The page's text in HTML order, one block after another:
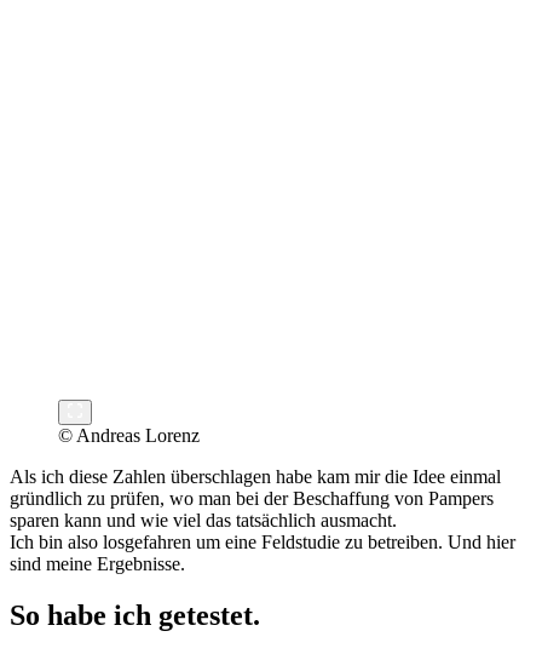
© Andreas Lorenz
Als ich diese Zahlen überschlagen habe kam mir die Idee einmal
gründlich zu prüfen, wo man bei der Beschaffung von Pampers
sparen kann und wie viel das tatsächlich ausmacht.
Ich bin also losgefahren um eine Feldstudie zu betreiben. Und hier
sind meine Ergebnisse.
So habe ich getestet.